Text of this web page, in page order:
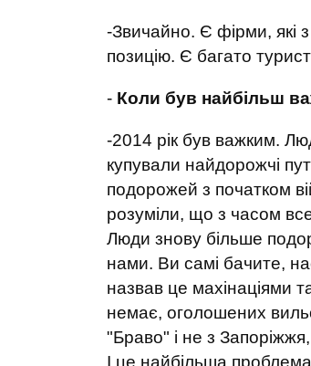
-Звичайно. Є фірми, які
позицію. Є багато
- Коли був найбільш
-2014 рік був важким.
купували найдорожчі
подорожей з початком
розуміли, що з часом
Люди знову більше
нами. Ви самі бачите,
назвав це махінаціями
немає, оголошених
"Браво" і не з
І це найбільша